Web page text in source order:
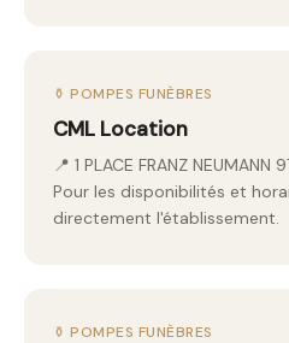
⚱️ POMPES FUNÈBRES
CML Location
📍 1 PLACE FRANZ NEUMANN
Pour les disponibilités et
directement l'établissement.
⚱️ POMPES FUNÈBRES